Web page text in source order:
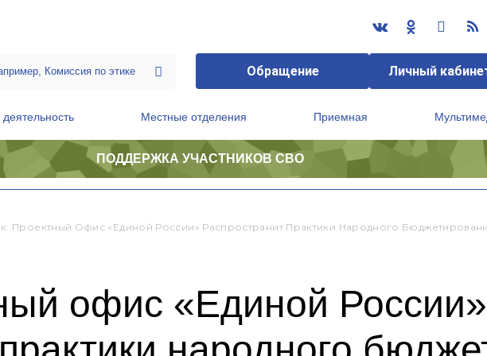
Обращение Личный
Местные отделения Приемная
ПОДДЕРЖКА УЧАСТНИКОВ СВО
Проектный Офис «Единой России» Распространит Практики Народного
офис «Единой России»